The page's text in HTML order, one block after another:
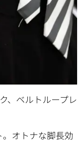
、ベルトループレ
オトナな脚長効